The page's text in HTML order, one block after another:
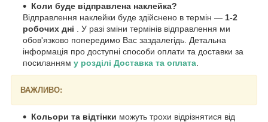
Коли буде відправлена наклейка?
Відправлення наклейки буде здійснено в термін — 1-2
робочих дні . У разі зміни термінів відправлення ми
обов'язково попередимо Вас заздалегідь. Детальна
інформація про доступні способи оплати та доставки за
посиланням у розділі Доставка та оплата
ВАЖЛИВО:
Кольори та відтінки можуть трохи відрізнятися від